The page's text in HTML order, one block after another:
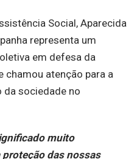
Social, Aparecida
representa um
em defesa da
chamou atenção para a
da sociedade no
muito
das nossas